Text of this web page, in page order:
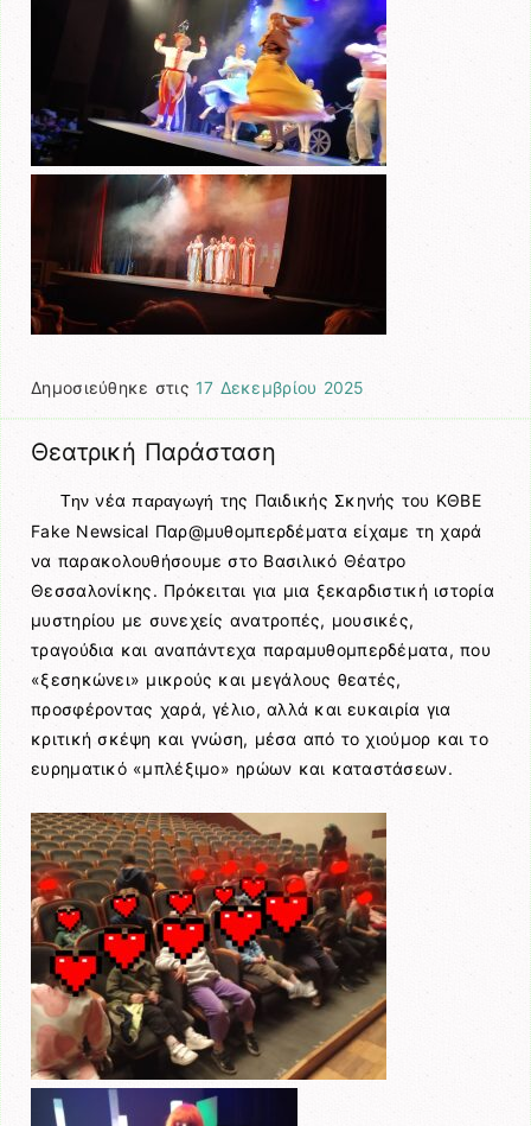
Δημοσιεύθηκε στις 17 Δεκεμβρίου 2025
Θεατρική Παράσταση
Την νέαπαραγωγή της Παιδικής Σκηνής του ΚΘΒΕ
Fake Newsical Παρ@μυθομπερδέματα είχαμε τη χαρά
να παρακολουθήσουμε στο Βασιλικό Θέατρο
Θεσσαλονίκης. Πρόκειται για μια ξεκαρδιστική ιστορία
μυστηρίου με συνεχείς ανατροπές, μουσικές,
τραγούδια και αναπάντεχα παραμυθομπερδέματα, που
«ξεσηκώνει» μικρούς και μεγάλους θεατές,
προσφέροντας χαρά, γέλιο, αλλά και ευκαιρία για
κριτική σκέψη και γνώση, μέσα από το χιούμορ και το
ευρηματικό «μπλέξιμο» ηρώων και καταστάσεων.